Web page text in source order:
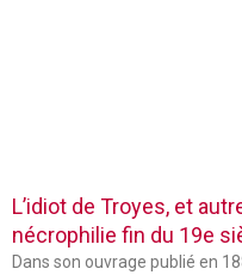
L’idiot de Troyes, et
nécrophilie fin du 19e
Dans son ouvrage publié en